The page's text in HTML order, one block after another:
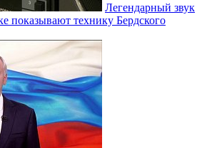
Легендарный звук
показывают технику Бердского